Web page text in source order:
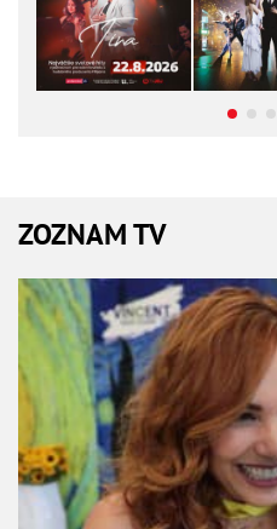
ZOZNAM TV